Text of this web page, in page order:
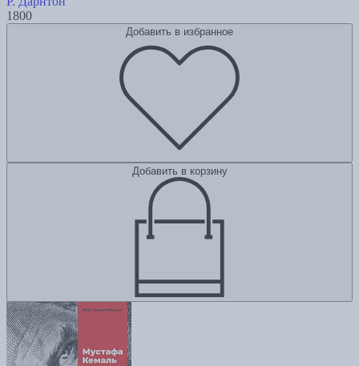
1800
Добавить в избранное
Добавить в корзину